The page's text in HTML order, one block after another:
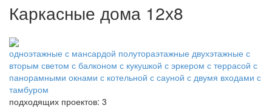
Каркасные дома 12х8
одноэтажные с мансардой полутораэтажные двухэтажные с
вторым светом с балконом с кукушкой с эркером с террасой с
панорамными окнами с котельной с сауной с двумя входами с
тамбуром
подходящих проектов: 3